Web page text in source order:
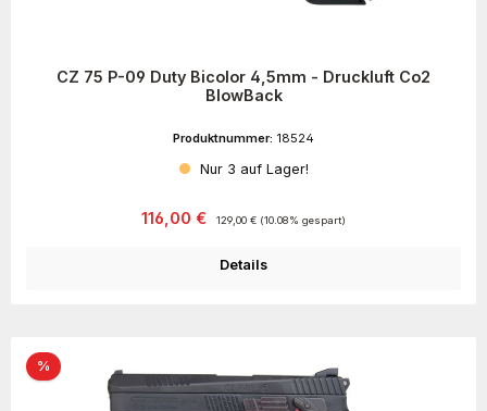
CZ 75 P-09 Duty Bicolor 4,5mm - Druckluft Co2
BlowBack
Produktnummer: 18524
Nur 3 auf Lager!
Verkaufspreis:
116,00 € 129,00 € (10.08% gespart)
Details
%Rabatt